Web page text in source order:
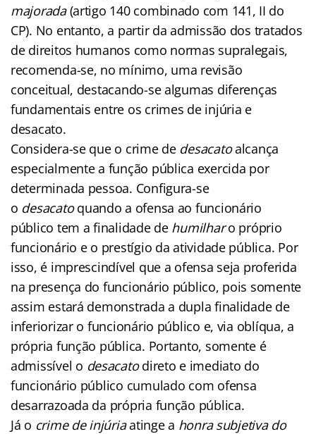
majorada(artigo 140 combinado com 141, II do
CP). No entanto, a partir da admissão dos tratados
de direitos humanos como normas supralegais,
recomenda-se, no mínimo, uma revisão
conceitual, destacando-se algumas diferenças
fundamentais entre os crimes de injúria e
desacato.
Considera-se que o crime de desacatoalcança
especialmente a função pública exercida por
determinada pessoa. Configura-se
o desacatoquando a ofensa ao funcionário
público tem a finalidade de humilharo próprio
funcionário e o prestígio da atividade pública. Por
isso, é imprescindível que a ofensa seja proferida
na presença do funcionário público, pois somente
assim estará demonstrada a dupla finalidade de
inferiorizar o funcionário público e, via oblíqua, a
própria função pública. Portanto, somente é
admissível o desacatodireto e imediato do
funcionário público cumulado com ofensa
desarrazoada da própria função pública.
Já o crime de injúriaatinge a honra subjetiva do